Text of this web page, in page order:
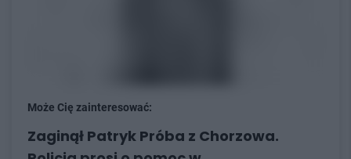
Może Cię zainteresować:
Zaginął Patryk Próba z Chorzowa.